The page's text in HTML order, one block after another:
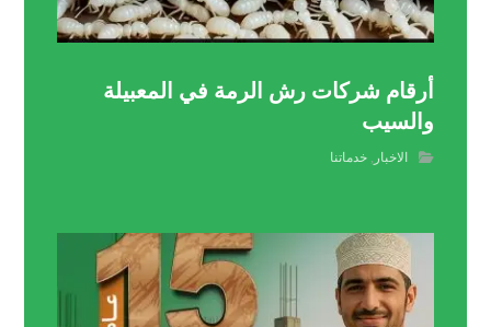
أرقام شركات رش الرمة في المعبيلة
والسيب
الاخبار ,خدماتنا